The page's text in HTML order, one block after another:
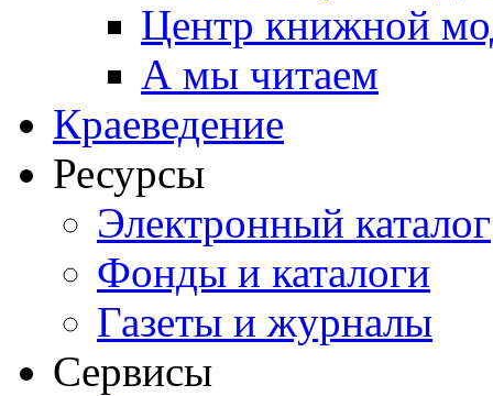
Центр книжной
А мы читаем
Краеведение
Ресурсы
Электронный каталог
Фонды и каталоги
Газеты и журналы
Сервисы